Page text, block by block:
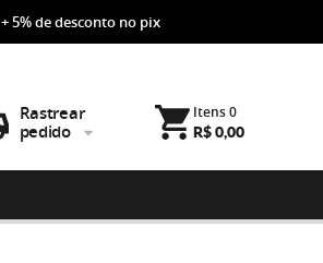
+ 5% de desconto no pix
Rastrear
pedido
Itens0
R$ 0,00